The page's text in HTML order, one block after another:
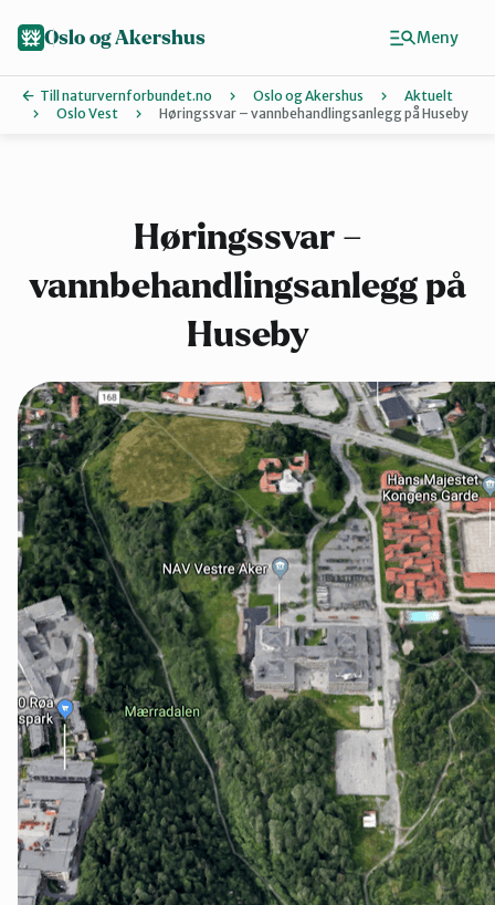
Asker
Bærum
Groruddalen
Hurum og Røyken
Jevnaker
Lillestrøm
Lørenskog
Oslo og Akershus
Till naturvernforbundet.no Oslo og Akershus
Aktuelt
Oslo Vest
Høringssvar – vannbehandlingsanlegg på Huseby
Høringssvar –
vannbehandlingsanlegg på
Huseby